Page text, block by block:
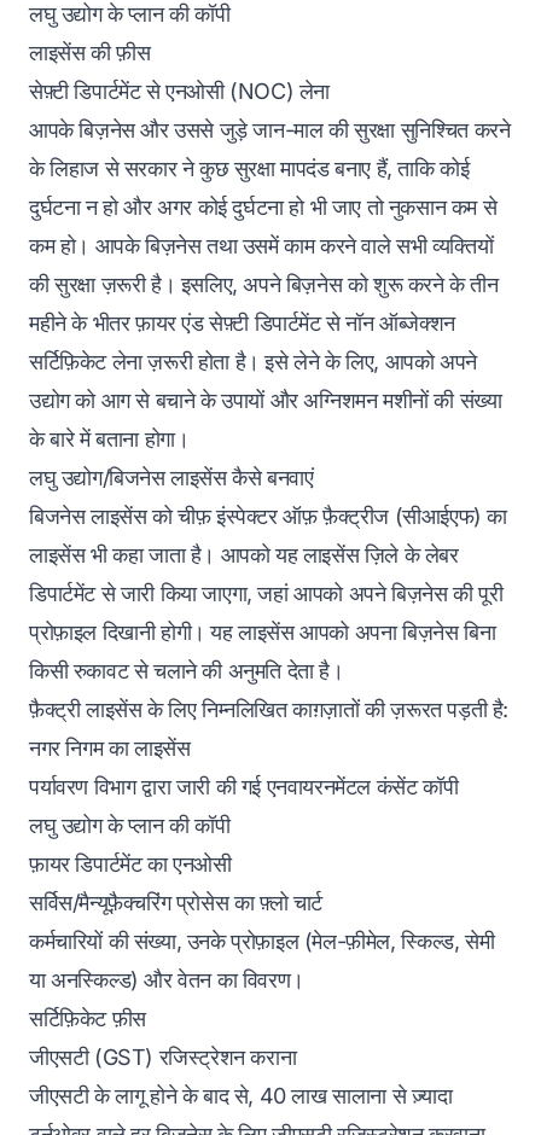
लघु उद्योग के प्लान की कॉपी
लाइसेंस की फ़ीस
सेफ़्टी डिपार्टमेंट से एनओसी (NOC) लेना
आपके बिज़नेस और उससे जुड़े जान-माल की सुरक्षा सुनिश्चित करने
के लिहाज से सरकार ने कुछ सुरक्षा मापदंड बनाए हैं, ताकि कोई
दुर्घटना न हो और अगर कोई दुर्घटना हो भी जाए तो नुकसान कम से
कम हो। आपके बिज़नेस तथा उसमें काम करने वाले सभी व्यक्तियों
की सुरक्षा ज़रूरी है। इसलिए, अपने बिज़नेस को शुरू करने के तीन
महीने के भीतर फ़ायर एंड सेफ़्टी डिपार्टमेंट से नॉन ऑब्जेक्शन
सर्टिफ़िकेट लेना ज़रूरी होता है। इसे लेने के लिए, आपको अपने
उद्योग को आग से बचाने के उपायों और अग्निशमन मशीनों की संख्या
के बारे में बताना होगा।
लघु उद्योग/बिजनेस लाइसेंस कैसे बनवाएं
बिजनेस लाइसेंस को चीफ़ इंस्पेक्टर ऑफ़ फ़ैक्ट्रीज (सीआईएफ) का
लाइसेंस भी कहा जाता है। आपको यह लाइसेंस ज़िले के लेबर
डिपार्टमेंट से जारी किया जाएगा, जहां आपको अपने बिज़नेस की पूरी
प्रोफ़ाइल दिखानी होगी। यह लाइसेंस आपको अपना बिज़नेस बिना
किसी रुकावट से चलाने की अनुमति देता है।
फ़ैक्ट्री लाइसेंस के लिए निम्नलिखित काग़ज़ातों की ज़रूरत पड़ती है:
नगर निगम का लाइसेंस
पर्यावरण विभाग द्वारा जारी की गई एनवायरनमेंटल कंसेंट कॉपी
लघु उद्योग के प्लान की कॉपी
फ़ायर डिपार्टमेंट का एनओसी
सर्विस/मैन्यूफ़ैक्चरिंग प्रोसेस का फ़्लो चार्ट
कर्मचारियों की संख्या, उनके प्रोफ़ाइल (मेल-फ़ीमेल, स्किल्ड, सेमी
या अनस्किल्ड) और वेतन का विवरण।
सर्टिफ़िकेट फ़ीस
जीएसटी (GST) रजिस्ट्रेशन कराना
जीएसटी के लागू होने के बाद से, 40 लाख सालाना से ज़्यादा